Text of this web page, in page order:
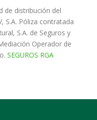
de distribución del
S.A. Póliza contratada
S.A. de Seguros y
Operador de
SEGUROS RGA